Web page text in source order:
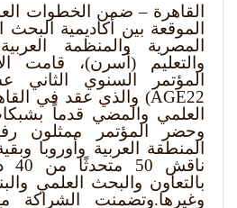
القاهرة – ضمن الخطوات
الموقعة بين أكاديمية البحث
المصرية والمنظمة
والتعليم (أسرن)، قامت
المؤتمر السنوي الثاني
AGE22) والذي عقد في
العلمي والمضي قدماً
وحضر المؤتمر ممثلون
المنطقة العربية وأوروبا
بالتعاون والبحث العلمي
وغيرها.وتضمنت الشراكة